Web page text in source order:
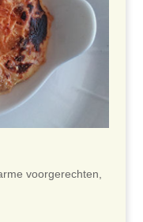
voorgerechten